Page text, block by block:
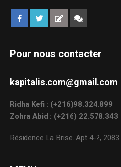
Pour nous contacter
kapitalis.com@gmail.com
Ridha Kefi : (+216)98.324.899
Zohra Abid : (+216) 22.578.343
Résidence La Brise, Apt 4-2,